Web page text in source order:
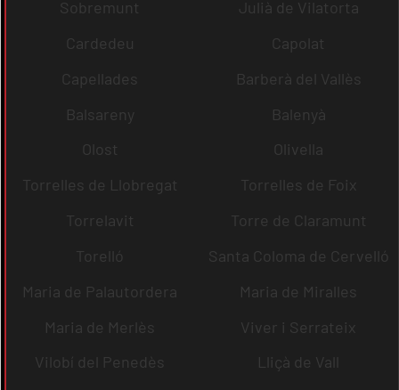
Sobremunt
Julià de Vilatorta
Cardedeu
Capolat
Capellades
Barberà del Vallès
Balsareny
Balenyà
Olost
Olivella
Torrelles de Llobregat
Torrelles de Foix
Torrelavit
Torre de Claramunt
Torelló
Santa Coloma de Cervelló
Maria de Palautordera
Maria de Miralles
Maria de Merlès
Viver i Serrateix
Vilobí del Penedès
Lliçà de Vall